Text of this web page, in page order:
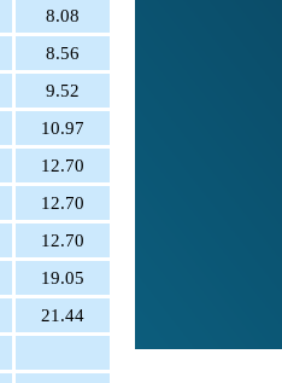
8.08
8.56
9.52
10.97
12.70
12.70
12.70
19.05
21.44